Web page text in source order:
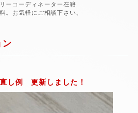
ーコーディネーター在籍
。お気軽にご相談下さい。
ン
し例 更新しました！